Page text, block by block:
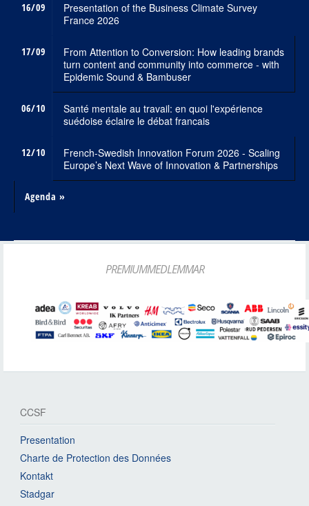
16/09
Presentation of the Business Climate Survey
France 2026
17/09
From Attention to Conversion: How leading brands
turn content and community into commerce - with
Epidemic Sound & Bambuser
06/10
Santé mentale au travail: en quoi l'expérience
suédoise éclaire le débat francais
12/10
French-Swedish Innovation Forum 2026 - Scaling
Europe’s Next Wave of Innovation & Partnerships
Agenda »
PREMIUMMEDLEMMAR
CCSF
Presentation
Charte de Protection des Données
Kontakt
Stadgar